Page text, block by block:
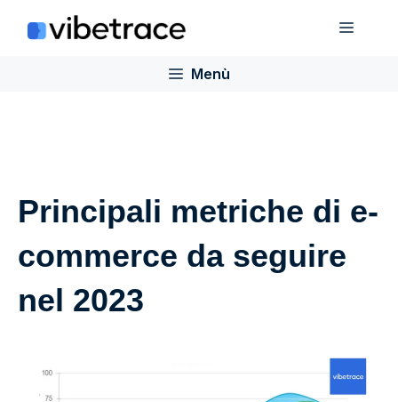
Menù
Menù
Principali metriche di e-
commerce da seguire
nel 2023